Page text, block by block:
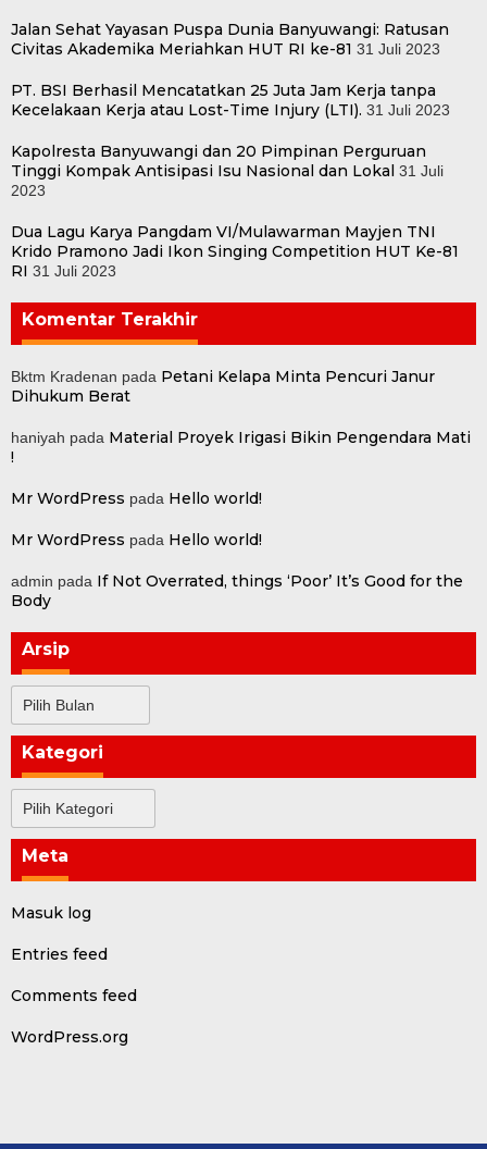
Jalan Sehat Yayasan Puspa Dunia Banyuwangi: Ratusan
Civitas Akademika Meriahkan HUT RI ke-81 31 Juli 2023
PT. BSI Berhasil Mencatatkan 25 Juta Jam Kerja tanpa
Kecelakaan Kerja atau Lost-Time Injury (LTI). 31 Juli 2023
Kapolresta Banyuwangi dan 20 Pimpinan Perguruan
Tinggi Kompak Antisipasi Isu Nasional dan Lokal 31 Juli
2023
Dua Lagu Karya Pangdam VI/Mulawarman Mayjen TNI
Krido Pramono Jadi Ikon Singing Competition HUT Ke-81
RI 31 Juli 2023
Komentar Terakhir
Bktm Kradenan pada Petani Kelapa Minta Pencuri Janur
Dihukum Berat
haniyah pada Material Proyek Irigasi Bikin Pengendara Mati
!
Mr WordPress pada Hello world!
Mr WordPress pada Hello world!
admin pada If Not Overrated, things ‘Poor’ It’s Good for the
Body
Arsip
Kategori
Meta
Masuk log
Entries feed
Comments feed
WordPress.org